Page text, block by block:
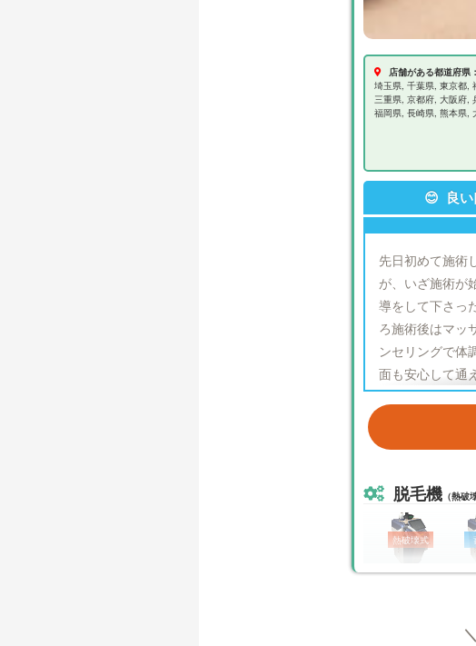
店舗がある都道府県：
埼玉県, 千葉県, 東京都,
三重県, 京都府, 大阪府,
福岡県, 長崎県, 熊本県,
😊 良い
先日初めて施術
が、いざ施術が
導をして下さっ
ろ施術後はマッ
ンセリングで体
面も安心して通
脱毛機（熱破
熱破壊式
クリスタルプロ
クリ